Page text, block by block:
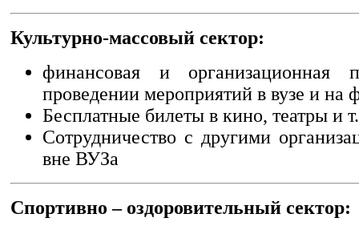
Культурно-массовый сектор:
финансовая и организационная
проведении мероприятий в вузе и на
Бесплатные билеты в кино, театры и
Сотрудничество с другими
вне ВУЗа
Спортивно – оздоровительный сектор: